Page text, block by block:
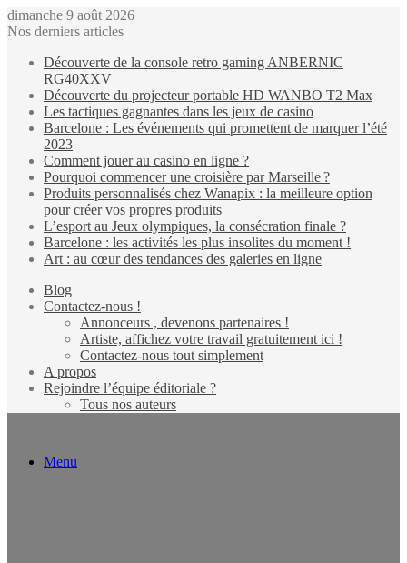
dimanche 9 août 2026
Nos derniers articles
Découverte de la console retro gaming ANBERNIC
RG40XXV
Découverte du projecteur portable HD WANBO T2 Max
Les tactiques gagnantes dans les jeux de casino
Barcelone : Les événements qui promettent de marquer l’été
2023
Comment jouer au casino en ligne ?
Pourquoi commencer une croisière par Marseille ?
Produits personnalisés chez Wanapix : la meilleure option
pour créer vos propres produits
L’esport au Jeux olympiques, la consécration finale ?
Barcelone : les activités les plus insolites du moment !
Art : au cœur des tendances des galeries en ligne
Blog
Contactez-nous !
Annonceurs , devenons partenaires !
Artiste, affichez votre travail gratuitement ici !
Contactez-nous tout simplement
A propos
Rejoindre l’équipe éditoriale ?
Tous nos auteurs
Menu